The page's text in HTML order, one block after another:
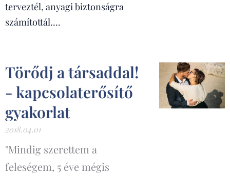
terveztél, anyagi biztonságra
számítottál....
Törődj a társaddal!
- kapcsolaterősítő
gyakorlat
2018.04.01
"Mindig szerettem a
feleségem, 5 éve mégis